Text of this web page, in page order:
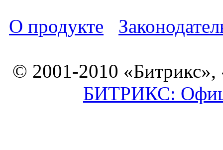
О продукте
© 2001-2010 «Битрикс»,
БИТРИКС: